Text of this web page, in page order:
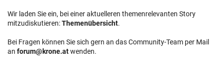
Wir laden Sie ein, bei einer aktuelleren themenrelevanten Story
mitzudiskutieren:Themenübersicht.
Bei Fragen können Sie sich gern an das Community-Team per Mail
an forum@krone.atwenden.